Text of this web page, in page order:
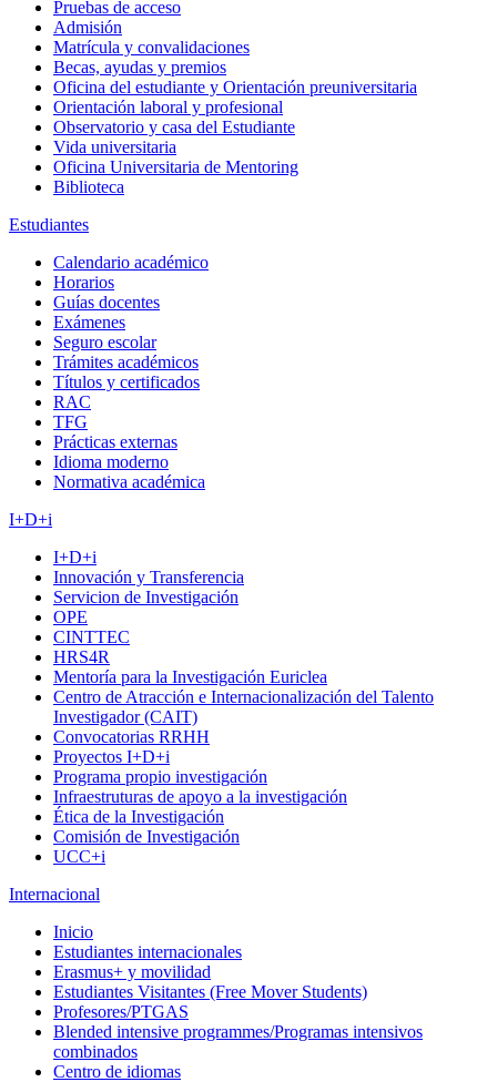
Pruebas de acceso
Admisión
Matrícula y convalidaciones
Becas, ayudas y premios
Oficina del estudiante y Orientación preuniversitaria
Orientación laboral y profesional
Observatorio y casa del Estudiante
Vida universitaria
Oficina Universitaria de Mentoring
Biblioteca
Estudiantes
Calendario académico
Horarios
Guías docentes
Exámenes
Seguro escolar
Trámites académicos
Títulos y certificados
RAC
TFG
Prácticas externas
Idioma moderno
Normativa académica
I+D+i
I+D+i
Innovación y Transferencia
Servicion de Investigación
OPE
CINTTEC
HRS4R
Mentoría para la Investigación Euriclea
Centro de Atracción e Internacionalización del Talento
Investigador (CAIT)
Convocatorias RRHH
Proyectos I+D+i
Programa propio investigación
Infraestruturas de apoyo a la investigación
Ética de la Investigación
Comisión de Investigación
UCC+i
Internacional
Inicio
Estudiantes internacionales
Erasmus+ y movilidad
Estudiantes Visitantes (Free Mover Students)
Profesores/PTGAS
Blended intensive programmes/Programas intensivos
combinados
Centro de idiomas